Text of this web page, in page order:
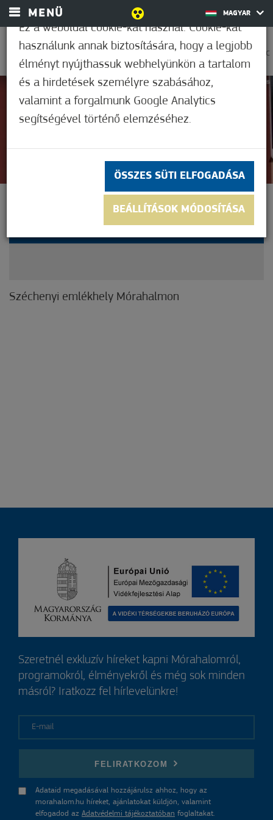
MENÜ MAGYAR
0
36,1°C
Nem értékelt
SZÉCHENYI EMLÉKHELY
MÓRAHALMON
Széchenyi emlékhely Mórahalmon
Ez a weboldal cookie-kat használ. Cookie-kat
használunk annak biztosítására, hogy a legjobb
élményt nyújthassuk webhelyünkön a tartalom
és a hirdetések személyre szabásához,
valamint a forgalmunk Google Analytics
segítségével történő elemzéséhez.
ÖSSZES SÜTI ELFOGADÁSA
BEÁLLÍTÁSOK MÓDOSÍTÁSA
Szeretnél exkluzív híreket kapni Mórahalomról,
programokról, élményekről és még sok minden
másról? Iratkozz fel hírlevelünkre!
FELIRATKOZOM
Adataid megadásával hozzájárulsz ahhoz, hogy az
morahalom.hu híreket, ajánlatokat küldjön, valamint
elfogadod az Adatvédelmi tájékoztatóban foglaltakat.